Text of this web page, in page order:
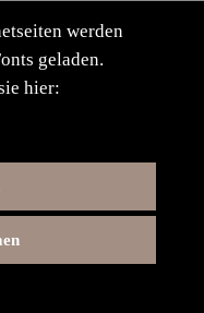
„Krisenherd
mit der
Fässler aus Reute,
Schwarze Veri
Oberschwaben im
werden
geladen.
hier: